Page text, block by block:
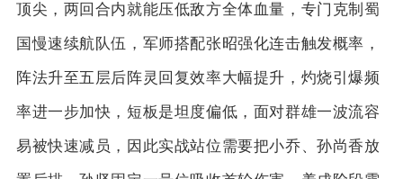
顶尖，两回合内就能压低敌方全体血量，专门克制蜀
国慢速续航队伍，军师搭配张昭强化连击触发概率，
阵法升至五层后阵灵回复效率大幅提升，灼烧引爆频
率进一步加快，短板是坦度偏低，面对群雄一波流容
易被快速减员，因此实战站位需要把小乔、孙尚香放